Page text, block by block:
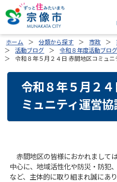
ホーム 分類から探す 市政
活動ブログ
令和８年度活動ブログ
令和８年５月２４日 赤間地区コミュ
令和８年５月２
ミュニティ運営
赤間地区の皆様におかれまして
中心に、地域活性化や防災・防犯
など、主体的に取り組まれ誠にあ